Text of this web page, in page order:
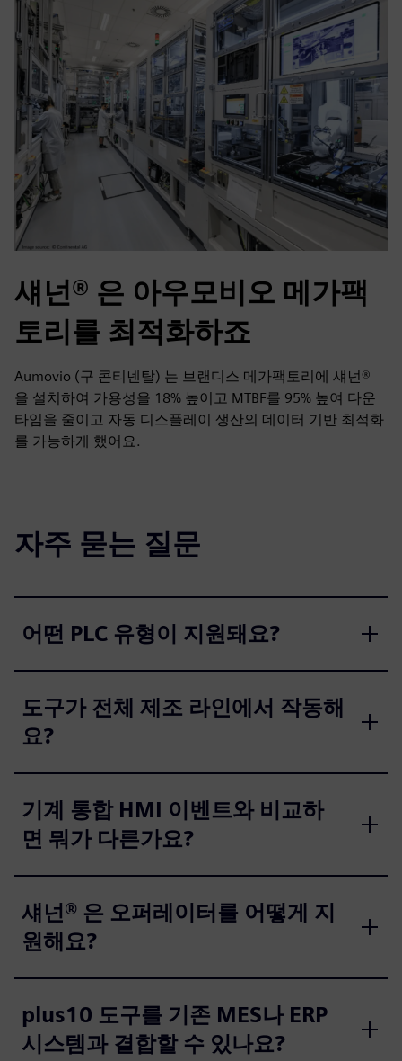
섀넌® 은 아우모비오 메가팩
토리를 최적화하죠
Aumovio (구 콘티넨탈) 는 브랜디스 메가팩토리에 섀넌®
을 설치하여 가용성을 18% 높이고 MTBF를 95% 높여 다운
타임을 줄이고 자동 디스플레이 생산의 데이터 기반 최적화
를 가능하게 했어요.
자주 묻는 질문
어떤 PLC 유형이 지원돼요?
도구가 전체 제조 라인에서 작동해
요?
기계 통합 HMI 이벤트와 비교하
면 뭐가 다른가요?
섀넌® 은 오퍼레이터를 어떻게 지
원해요?
plus10 도구를 기존 MES나 ERP
시스템과 결합할 수 있나요?